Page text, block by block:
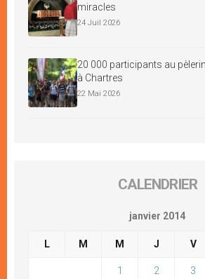
miracles
24 Juil 2026
20 000 participants au
à Chartres
22 Mai 2026
CALENDRIER
janvier 2014
L M M J V
1 2 3